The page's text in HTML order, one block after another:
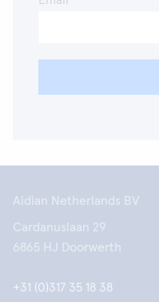
Aidian Netherlands BV
Cardanuslaan 29
6865 HJ Doorwerth
+31 (0)317 35 18 38